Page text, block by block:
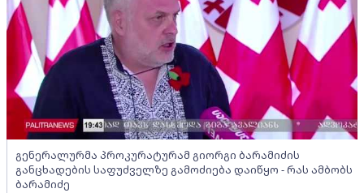
გენერალურმა პროკურატურამ გიორგი ბარამიძის
განცხადების საფუძველზე გამოძიება დაიწყო - რას ამბობს
ბარამიძე